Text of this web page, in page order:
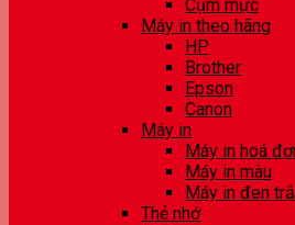
Cụm mực
Máy in theo hãng
HP
Brother
Epson
Canon
Máy in
Máy in hoá
Máy in màu
Máy in đen
Thẻ nhớ